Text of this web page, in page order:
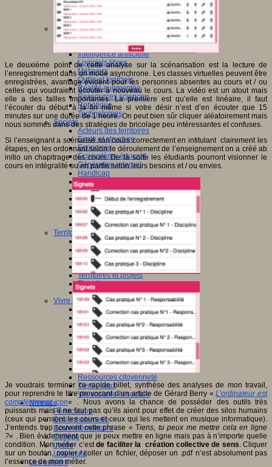
Sites éducatifs
Sites pédagogiques
Sites ressources
Sciences et techniques
Culture scientifique
Développement durable
Intelligence artificielle
Logiciels libres
Métavers
Outils et logiciels
Réalité augmentée
Ressources sciences
Robotique
Technologies
Société
Acteurs des territoires
Ecole et structure
Economie
Ecosystème éducatif
Génération internet
Handicap
Mondialisation
Normes scolaires
Regards sur l’Ecole
Santé
Société connectée
Territoires et projets
Territoires
Europe
International
Régions
Ruralité
Territoires et projets
Tiers lieux
Villes
Vivre ensemble
Citoyenneté
Culture européenne
Démocratie
Egalité Hommes/Femmes
Ethique
Gouvernance
Inclusion
Laïcité
Ressources citoyenneté
Tiers - lieux
Vie scolaire et sociale
Niveaux
Périscolaire
Ecole maternelle
Ecole élémentaire
Collège
Lycée
Université
Les auteurs
Le deuxième point de cette analyse sur la scénarisation est la lecture de
l’enregistrement dans un mode asynchrone. Les classes virtuelles peuvent être
enregistrées, avantage évident pour les personnes absentes au cours et / ou
celles qui voudraient écouter à nouveau le cours. La vidéo est un atout mais
elle a des failles importantes. La première est qu’elle est linéaire, il faut
l’écouter du début à la fin même si votre désir n’est d’en écouter que 15
minutes sur une durée de 1 heure. On peut bien sûr cliquer aléatoirement mais
nous sommes dans des stratégies de bricolage peu intéressantes et confuses.
Si l’enseignant a scénarisé son cours correctement en intitulant clairement les
étapes, en les ordonnant selon le déroulement de l’enseignement on a créé ab
initio un chapitrage des cours. De la sorte les étudiants pourront visionner le
cours en intégralité ou en partie selon leurs besoins et / ou envies.
Je voudrais terminer ce rapide billet, synthèse des analyses de mon travail,
pour reprendre le titre provocant d’un article de Gérard Berry «L’ordinateur est
complètement con« . Nous avons la chance de posséder des outils très
puissants mais il ne faut pas qu’ils aient pour effet de créer des silos humains
(ceux qui pensent les cours et ceux qui les mettent en musique informatique).
J’entends trop souvent cette phrase « Tiens, tu peux me mettre cela en ligne
?« . Bien évidemment que je peux mettre en ligne mais pas à n’importe quelle
condition. Mon métier c’estde faciliter la création collective de sens. Cliquer
sur un bouton, copier / coller un fichier, déposer un .pdf n’est absolument pas
l’essence de mon métier.